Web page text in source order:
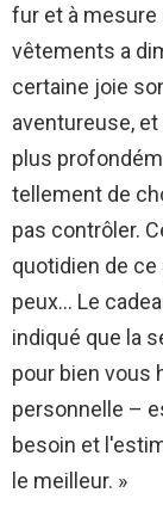
fur et à
vêtements a
certaine joie
aventureuse,
plus
tellement de
pas contrôler.
quotidien de
peux… Le
indiqué que la
pour bien vous
personnelle –
besoin et
le meilleur. »